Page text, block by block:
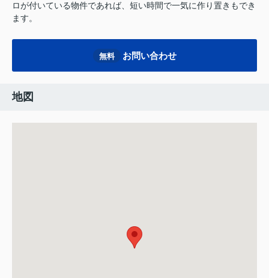
ロが付いている物件であれば、短い時間で一気に作り置きもでき
ます。
無料 お問い合わせ
地図